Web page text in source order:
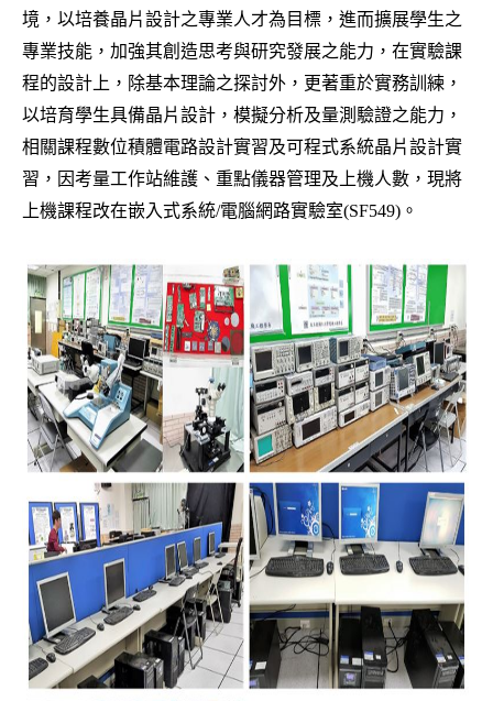
境，以培養晶片設計之專業人才為目標，進而擴展學生之
專業技能，加強其創造思考與研究發展之能力，在實驗課
程的設計上，除基本理論之探討外，更著重於實務訓練，
以培育學生具備晶片設計，模擬分析及量測驗證之能力，
相關課程數位積體電路設計實習及可程式系統晶片設計實
習，因考量工作站維護、重點儀器管理及上機人數，現將
上機課程改在嵌入式系統/電腦網路實驗室(SF549) 。